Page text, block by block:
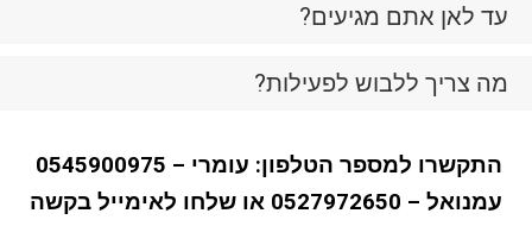
עד לאן אתם מגיעים?
מה צריך ללבוש לפעילות?
התקשרו למספר הטלפון: עומרי – 0545900975
עמנואל – 0527972650 או שלחו לאימייל בקשה